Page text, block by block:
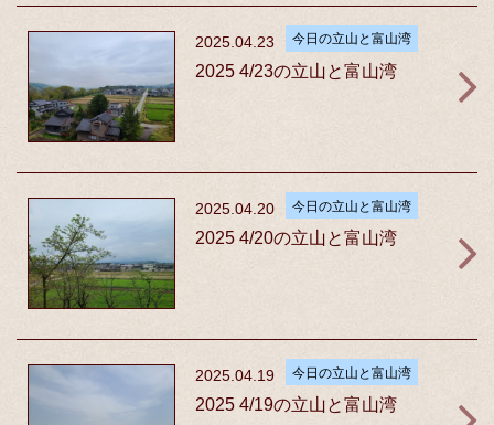
2025.04.23 今日の立山と富山湾
2025 4/23の立山と富山湾
2025.04.20 今日の立山と富山湾
2025 4/20の立山と富山湾
2025.04.19 今日の立山と富山湾
2025 4/19の立山と富山湾